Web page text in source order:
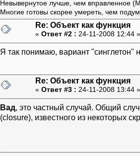
Невывернутое лучше, чем вправленное
Многие готовы скорее умереть, чем
Re: Объект как функция
« Ответ #2 : 24-11-2008 12:44
Я так понимаю, вариант "синглетон"
Re: Объект как функция
« Ответ #3 : 24-11-2008 13:44
Вад, это частный случай. Общий
(closure), известного из некоторых